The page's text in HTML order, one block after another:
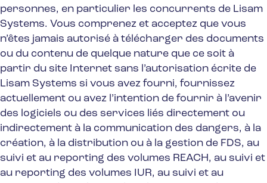
personnes, en particulier les concurrents de Lisam
Systems. Vous comprenez et acceptez que vous
n’êtes jamais autorisé à télécharger des documents
ou du contenu de quelque nature que ce soit à
partir du site Internet sans l’autorisation écrite de
Lisam Systems si vous avez fourni, fournissez
actuellement ou avez l’intention de fournir à l’avenir
des logiciels ou des services liés directement ou
indirectement à la communication des dangers, à la
création, à la distribution ou à la gestion de FDS, au
suivi et au reporting des volumes REACH, au suivi et
au reporting des volumes IUR, au suivi et au